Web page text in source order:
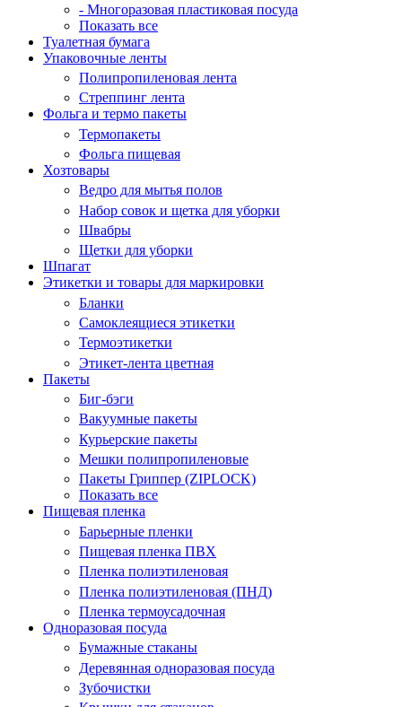
- Многоразовая пластиковая посуда
Показать все
Туалетная бумага
Упаковочные ленты
Полипропиленовая лента
Стреппинг лента
Фольга и термо пакеты
Термопакеты
Фольга пищевая
Хозтовары
Ведро для мытья полов
Набор совок и щетка для уборки
Швабры
Щетки для уборки
Шпагат
Этикетки и товары для маркировки
Бланки
Самоклеящиеся этикетки
Термоэтикетки
Этикет-лента цветная
Пакеты
Биг-бэги
Вакуумные пакеты
Курьерские пакеты
Мешки полипропиленовые
Пакеты Гриппер (ZIPLOCK)
Показать все
Пищевая пленка
Барьерные пленки
Пищевая пленка ПВХ
Пленка полиэтиленовая
Пленка полиэтиленовая (ПНД)
Пленка термоусадочная
Одноразовая посуда
Бумажные стаканы
Деревянная одноразовая посуда
Зубочистки